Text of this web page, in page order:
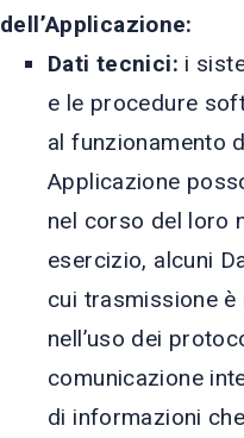
dell’Applicazione:
Dati tecnici: i
e le procedure
al funzionamento
Applicazione
nel corso del loro
esercizio, alcuni
cui trasmissione è
nell’uso dei
comunicazione
di informazioni